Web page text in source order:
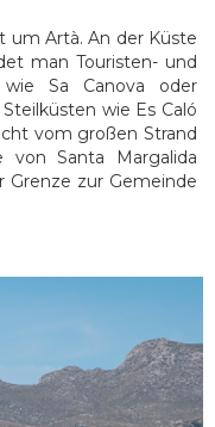
um Artà. An der Küste
man Touristen- und
wie Sa Canova oder
wie Es Caló
vom großen Strand
von Santa Margalida
Grenze zur Gemeinde